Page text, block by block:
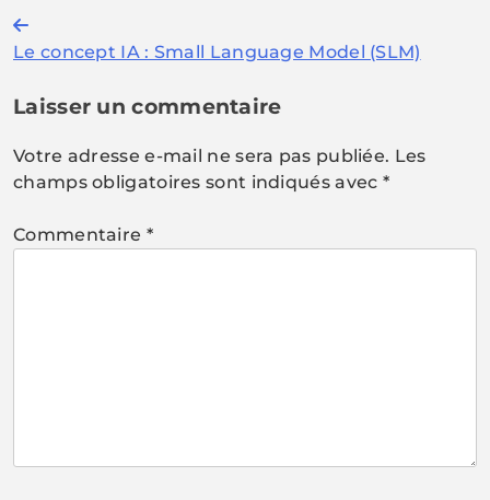
Navigation
de
l’article
Le concept IA : Small Language Model (SLM)
Laisser un commentaire
Votre adresse e-mail ne sera pas publiée. Les
champs obligatoires sont indiqués avec *
Commentaire *